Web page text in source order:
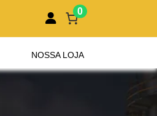
0
NOSSA LOJA